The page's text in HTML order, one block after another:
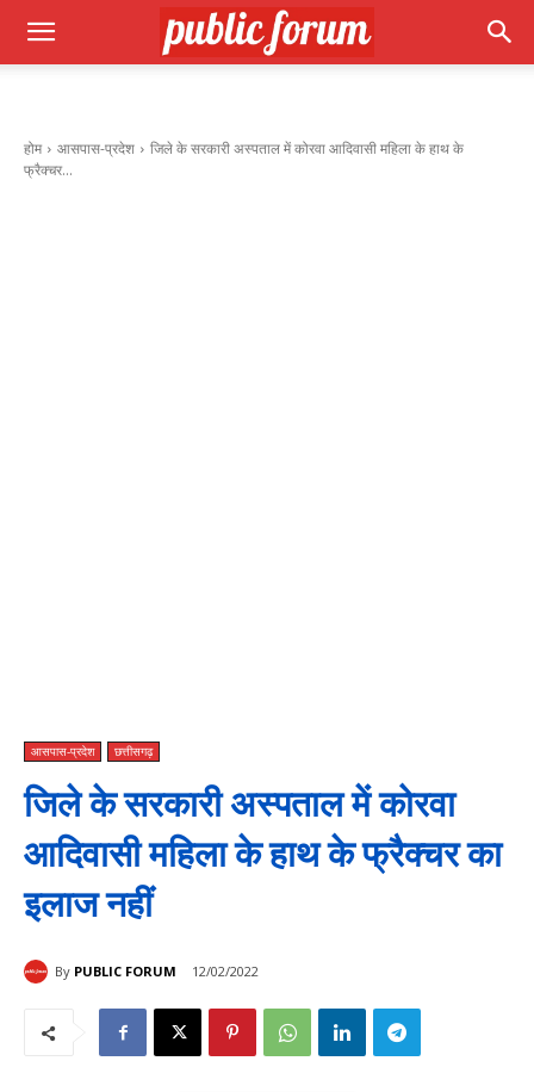
होम आसपास-प्रदेश
जिले के सरकारी अस्पताल में कोरवा आदिवासी महिला के हाथ के
फ्रैक्चर...
आसपास-प्रदेश छत्तीसगढ़
जिले के सरकारी अस्पताल में कोरवा
आदिवासी महिला के हाथ के फ्रैक्चर का
इलाज नहीं
By PUBLIC FORUM 12/02/2022